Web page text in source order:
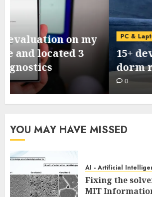
PC & Laptops
15+ devices that may
dorm room from
0
YOU MAY HAVE MISSED
AI - Artificial
Fixing the
MIT